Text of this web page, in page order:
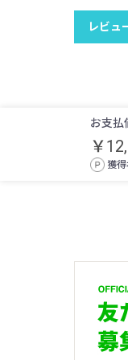
レビュ
お支払
￥
獲得